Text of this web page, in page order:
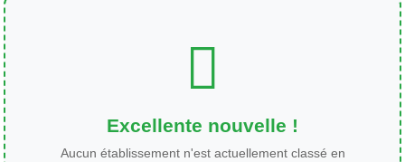
Excellente nouvelle !
Aucun établissement n'est actuellement classé en